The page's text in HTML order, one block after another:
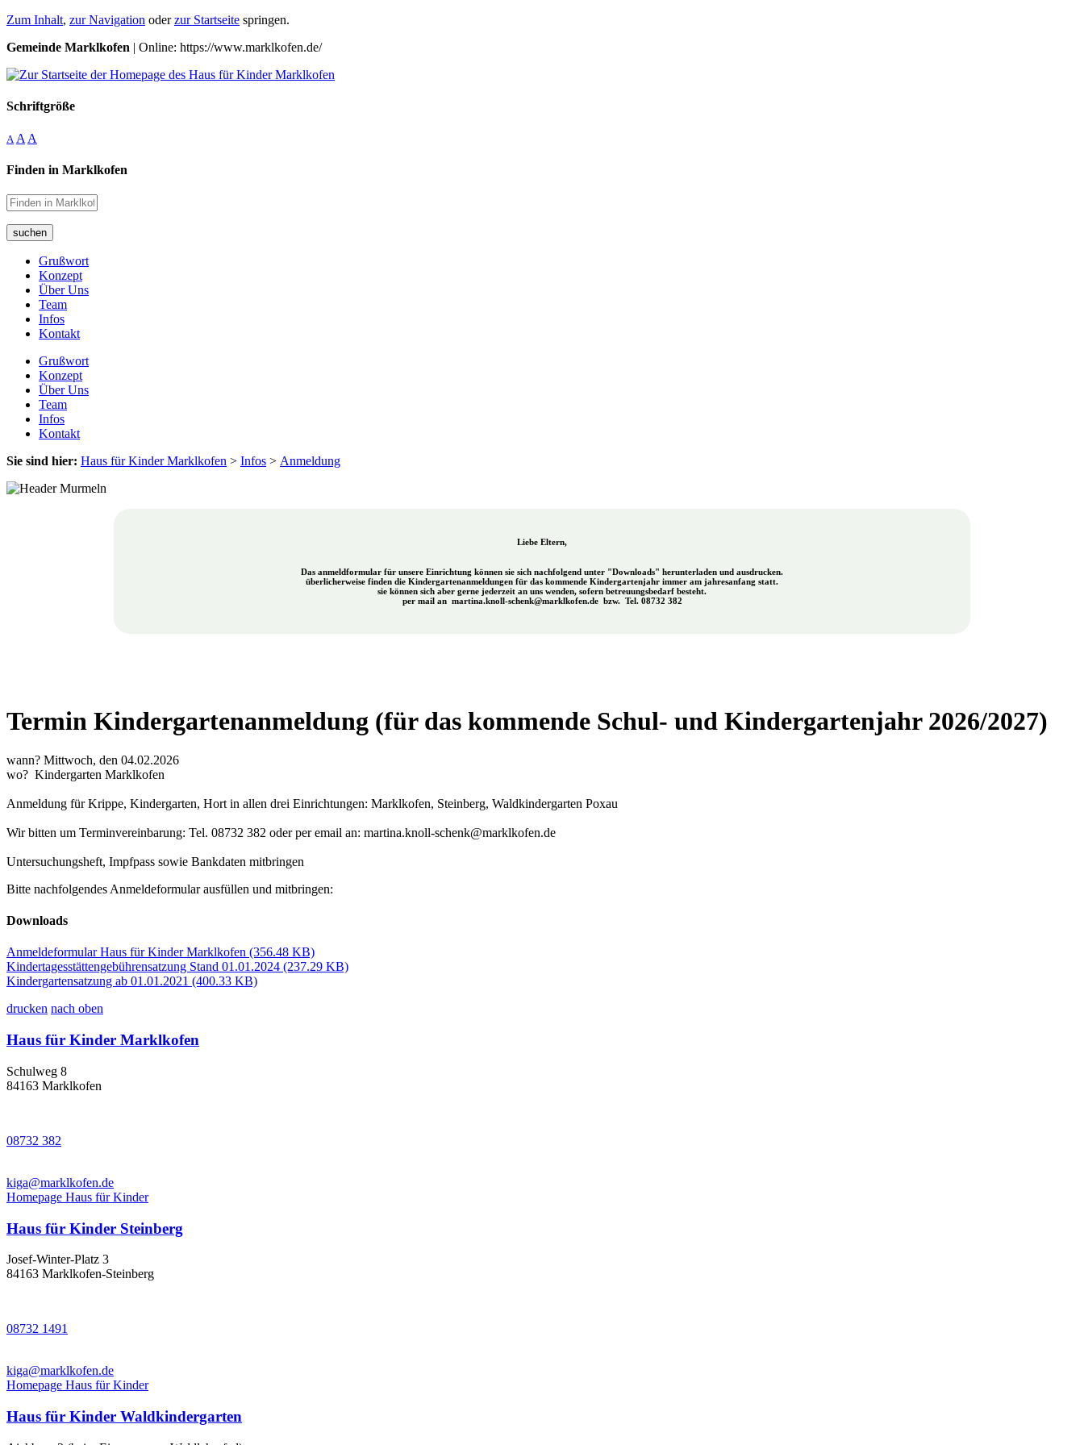
Zum Inhalt, zur Navigation oderzur Startseite springen.
Gemeinde Marklkofen | Online: https://www.marklkofen.de/
Schriftgröße
A A A
Finden in Marklkofen
suchen
Grußwort
Konzept
Über Uns
Team
Infos
Kontakt
Grußwort
Konzept
Über Uns
Team
Infos
Kontakt
Sie sind hier: Haus für Kinder Marklkofen > Infos > Anmeldung
Liebe Eltern,
Das anmeldformular für unsere Einrichtung können sie sich nachfolgend unter "Downloads" herunterladen und ausdrucken.
überlicherweise finden die Kindergartenanmeldungen für das kommende Kindergartenjahr immer am jahresanfang statt.
sie können sich aber gerne jederzeit an uns wenden, sofern betreuungsbedarf besteht.
per mail an martina.knoll-schenk@marklkofen.de bzw. Tel. 08732 382
Termin Kindergartenanmeldung (für das kommende Schul- und Kindergartenjahr 2026/2027)
wann? Mittwoch, den 04.02.2026
wo? Kindergarten Marklkofen
Anmeldung für Krippe, Kindergarten, Hort in allen drei Einrichtungen: Marklkofen, Steinberg, Waldkindergarten Poxau
Wir bitten um Terminvereinbarung: Tel. 08732 382 oder per email an: martina.knoll-schenk@marklkofen.de
Untersuchungsheft, Impfpass sowie Bankdaten mitbringen
Bitte nachfolgendes Anmeldeformular ausfüllen und mitbringen:
Downloads
Anmeldeformular Haus für Kinder Marklkofen (356.48 KB)
Kindertagesstättengebührensatzung Stand 01.01.2024 (237.29 KB)
Kindergartensatzung ab 01.01.2021 (400.33 KB)
drucken nach oben
Haus für Kinder Marklkofen
Schulweg 8
84163 Marklkofen
08732 382
kiga@marklkofen.de
Homepage Haus für Kinder
Haus für Kinder Steinberg
Josef-Winter-Platz 3
84163 Marklkofen-Steinberg
08732 1491
kiga@marklkofen.de
Homepage Haus für Kinder
Haus für Kinder Waldkindergarten